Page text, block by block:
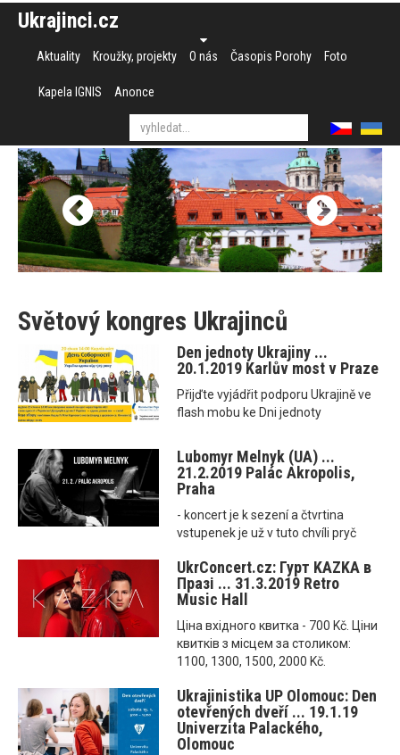
Ukrajinci.cz
Aktuality Kroužky, projekty O nás Časopis Porohy Foto
Kapela IGNIS Anonce
Světový kongres Ukrajinců
Den jednoty Ukrajiny ...
20.1.2019 Karlův most v Praze
Přijďte vyjádřit podporu Ukrajině ve
flash mobu ke Dni jednoty
Lubomyr Melnyk (UA) ...
21.2.2019 Palác Akropolis,
Praha
- koncert je k sezení a čtvrtina
vstupenek je už v tuto chvíli pryč
UkrConcert.cz: Гурт KAZKA в
Празі ... 31.3.2019 Retro
Music Hall
Ціна вхідного квитка - 700 Kč. Ціни
квитків з місцем за столиком:
1100, 1300, 1500, 2000 Kč.
Ukrajinistika UP Olomouc: Den
otevřených dveří ... 19.1.19
Univerzita Palackého,
Olomouc